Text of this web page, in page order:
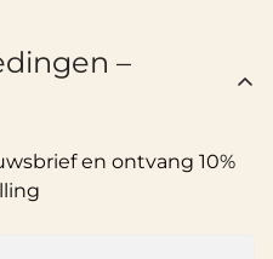
–
en ontvang 10%